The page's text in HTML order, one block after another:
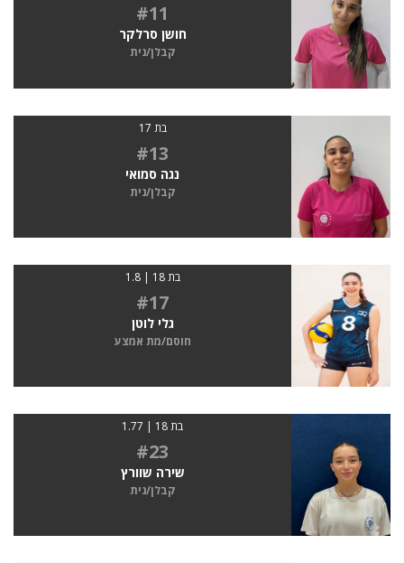
#11
חושן סרלקר
קבלן/נית
בת 17
#13
נגה סמואי
קבלן/נית
בת 18 | 1.8
#17
גלי לוטן
חוסם/מת אמצע
בת 18 | 1.77
#23
שירה שוורץ
קבלן/נית